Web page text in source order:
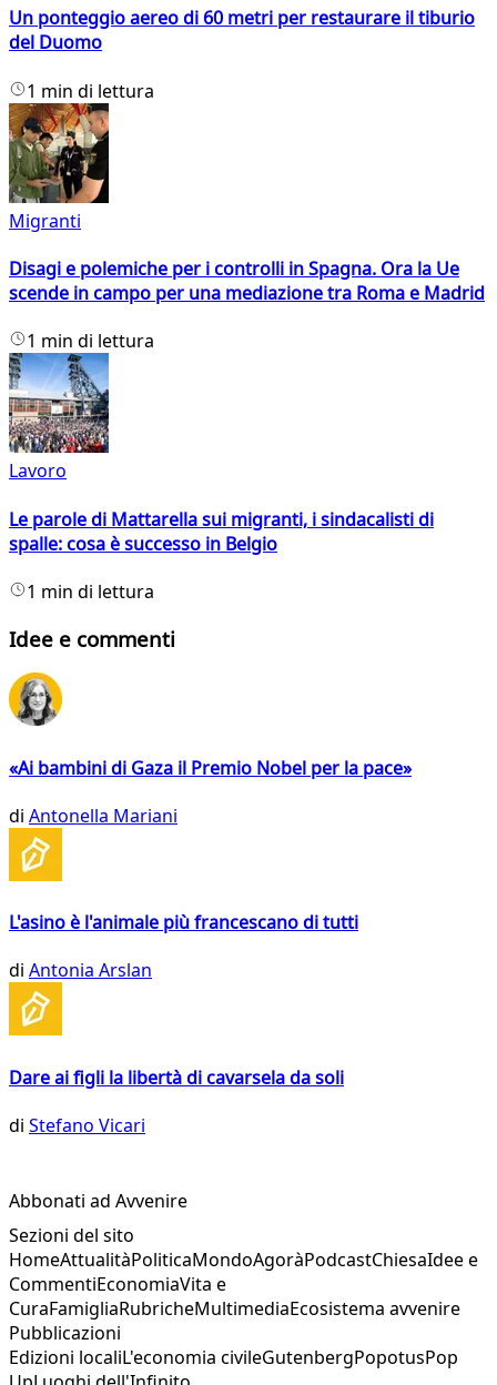
Un ponteggio aereo di 60 metri per restaurare il tiburio
del Duomo
1 min di lettura
Migranti
Disagi e polemiche per i controlli in Spagna. Ora la Ue
scende in campo per una mediazione tra Roma e Madrid
1 min di lettura
Lavoro
Le parole di Mattarella sui migranti, i sindacalisti di
spalle: cosa è successo in Belgio
1 min di lettura
Idee e commenti
«Ai bambini di Gaza il Premio Nobel per la pace»
di Antonella Mariani
L'asino è l'animale più francescano di tutti
di Antonia Arslan
Dare ai figli la libertà di cavarsela da soli
di Stefano Vicari
Abbonati ad Avvenire
Sezioni del sito
HomeAttualitàPoliticaMondoAgoràPodcastChiesaIdee e
CommentiEconomiaVita e
CuraFamigliaRubricheMultimediaEcosistema avvenire
Pubblicazioni
Edizioni localiL'economia civileGutenbergPopotusPop